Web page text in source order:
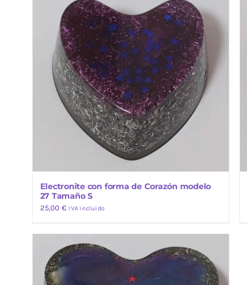
Electronite con forma de Corazón modelo
27 Tamaño S
25,00 € IVA incluido